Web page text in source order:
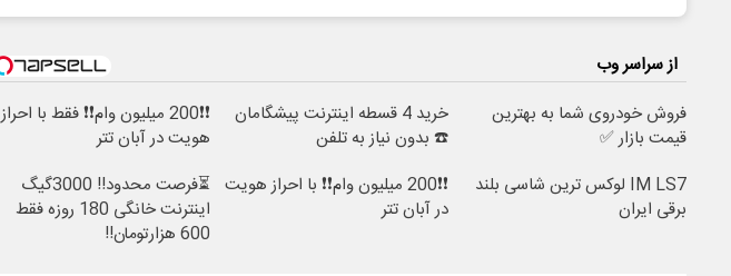
از سراسر وب
فروش خودروی شما به بهترین
قیمت بازار ✅
خرید 4 قسطه اینترنت پیشگامان
☎️ بدون نیاز به تلفن
❗❗200 میلیون وام❗❗ فقط با احراز
هویت در آبان تتر
IM LS7 لوکس ترین شاسی بلند
برقی ایران
❗❗200 میلیون وام❗❗ با احراز هویت
در آبان تتر
⏳فرصت محدود!! 3000گیگ
اینترنت خانگی 180 روزه فقط
600 هزارتومان!!